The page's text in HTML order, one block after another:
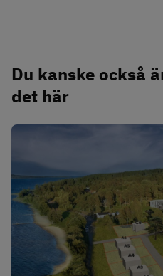
Du kanske också
det här